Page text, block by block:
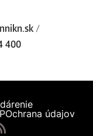
/
400
Ochrana údajov